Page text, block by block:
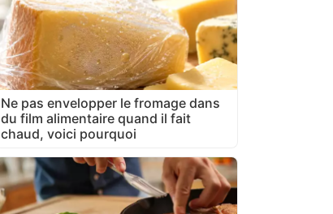
Ne pas envelopper le fromage dans
du film alimentaire quand il fait
chaud, voici pourquoi